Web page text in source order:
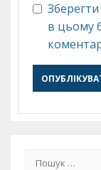
в цьому
Пошук: